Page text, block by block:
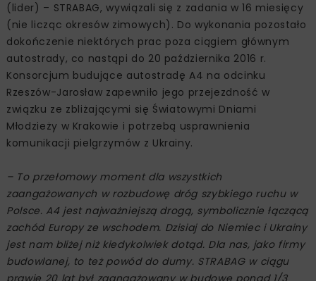
(lider) – STRABAG, wywiązali się z zadania w 16 miesięcy
(nie licząc okresów zimowych). Do wykonania pozostało
dokończenie niektórych prac poza ciągiem głównym
autostrady, co nastąpi do 20 października 2016 r.
Konsorcjum budujące autostradę A4 na odcinku
Rzeszów-Jarosław zapewniło jego przejezdność w
związku ze zbliżającymi się Światowymi Dniami
Młodzieży w Krakowie i potrzebą usprawnienia
komunikacji pielgrzymów z Ukrainy.
– To przełomowy moment dla wszystkich
zaangażowanych w rozbudowę dróg szybkiego ruchu w
Polsce. A4 jest najważniejszą drogą, symbolicznie łączącą
zachód Europy ze wschodem. Dzisiaj do Niemiec i Ukrainy
jest nam bliżej niż kiedykolwiek dotąd. Dla nas, jako firmy
budowlanej, to też powód do dumy. STRABAG w ciągu